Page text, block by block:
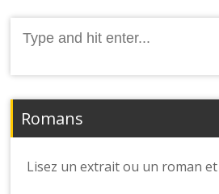
Romans
Lisez un extrait ou un roman